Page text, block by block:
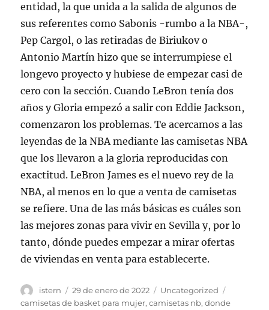
entidad, la que unida a la salida de algunos de
sus referentes como Sabonis -rumbo a la NBA-,
Pep Cargol, o las retiradas de Biriukov o
Antonio Martín hizo que se interrumpiese el
longevo proyecto y hubiese de empezar casi de
cero con la sección. Cuando LeBron tenía dos
años y Gloria empezó a salir con Eddie Jackson,
comenzaron los problemas. Te acercamos a las
leyendas de la NBA mediante las camisetas NBA
que los llevaron a la gloria reproducidas con
exactitud. LeBron James es el nuevo rey de la
NBA, al menos en lo que a venta de camisetas
se refiere. Una de las más básicas es cuáles son
las mejores zonas para vivir en Sevilla y, por lo
tanto, dónde puedes empezar a mirar ofertas
de viviendas en venta para establecerte.
Autor
istern
Publicado
el
29 de enero de 2022 Categorías
Uncategorized
camisetas de basket para mujer,camisetas nb,donde